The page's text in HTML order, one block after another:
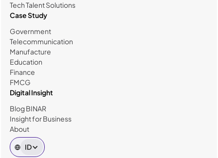
Tech Talent Solutions
Case Study
Government
Telecommunication
Manufacture
Education
Finance
FMCG
Digital Insight
Blog BINAR
Insight for Business
About
ID